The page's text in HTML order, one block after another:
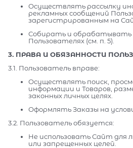
Осуществлять рассылку
рекламных сообщений
зарегистрированным на
Собирать и обрабатывать
Пользователях (см. п. 5).
3. ПРАВА И ОБЯЗАННОСТИ
3.1. Пользователь вправе:
Осуществлять поиск,
информации и Товаров,
законных личных целях.
Оформлять Заказы на
3.2. Пользователь обязуется:
Не использовать Сайт для
или запрещенных целей.